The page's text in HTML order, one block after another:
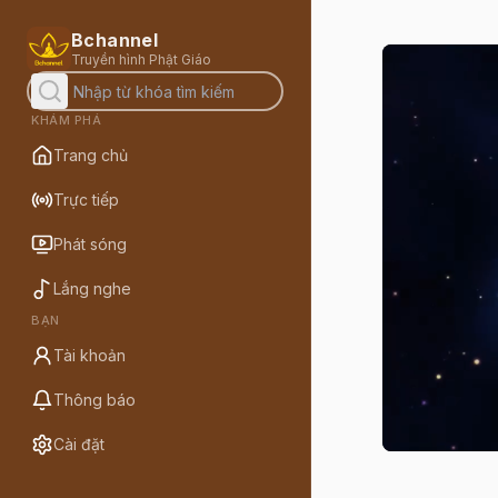
Bchannel
Truyền hình Phật Giáo
KHÁM PHÁ
Trang chủ
Trực tiếp
Phát sóng
Lắng nghe
BẠN
Tài khoản
Thông báo
Cài đặt